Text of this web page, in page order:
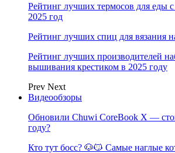
Рейтинг лучших термосов для еды
2025 год
Рейтинг лучших спиц для вязания
Рейтинг лучших производителей
вышивания крестиком в 2025 году
Prev Next
Видеообзоры
Обновили Chuwi CoreBook X —
году?
Кто тут босс? 🐶😼 Самые наглые